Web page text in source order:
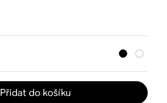
Přidat do košíku